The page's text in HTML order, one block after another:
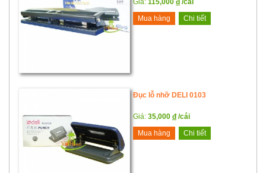
Giá: 115,000 đ /cái
Mua hàng
Chi tiết
Đục lỗ nhỡ DELI 0103
Giá: 35,000 đ /cái
Mua hàng
Chi tiết